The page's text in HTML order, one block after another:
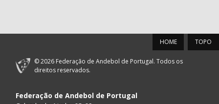
TOPO
HOME
© 2026 Federação de Andebol de Portugal. Todos os
direitos reservados.
Federação de Andebol de Portugal